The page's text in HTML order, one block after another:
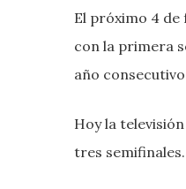
El próximo 4 de
con la primera
año
Hoy la
tres semifinales.